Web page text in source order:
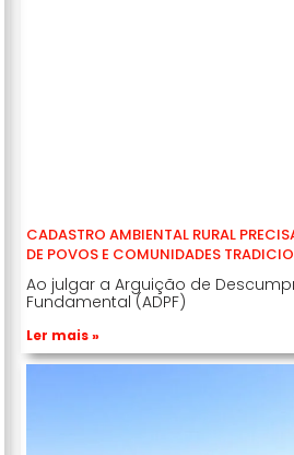
CADASTRO AMBIENTAL RURAL
DE POVOS E COMUNIDADES
Ao julgar a Arguição de
Fundamental (ADPF)
Ler mais »